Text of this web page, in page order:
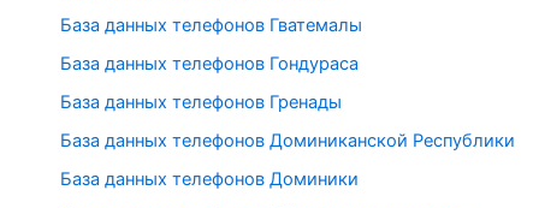
База данных телефонов Гватемалы
База данных телефонов Гондураса
База данных телефонов Гренады
База данных телефонов Доминиканской Республики
База данных телефонов Доминики